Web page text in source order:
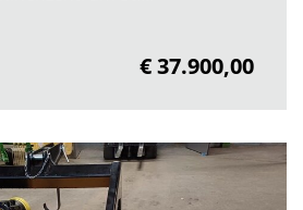
€ 37.900,00